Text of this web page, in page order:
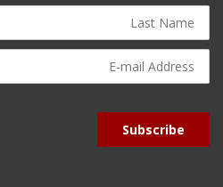
Last
Name
E-
mail
Address
Subscribe